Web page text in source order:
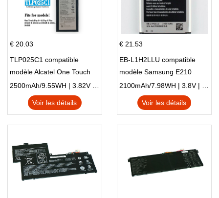
€ 20.03
TLP025C1 compatible
modèle Alcatel One Touch
Pop 4 Plus OT-5056D
2500mAh/9.55WH | 3.82V | Li-ion ...
Voir les détails
€ 21.53
EB-L1H2LLU compatible
modèle Samsung E210
E210K i939
2100mAh/7.98WH | 3.8V | Li-ion ...
Voir les détails